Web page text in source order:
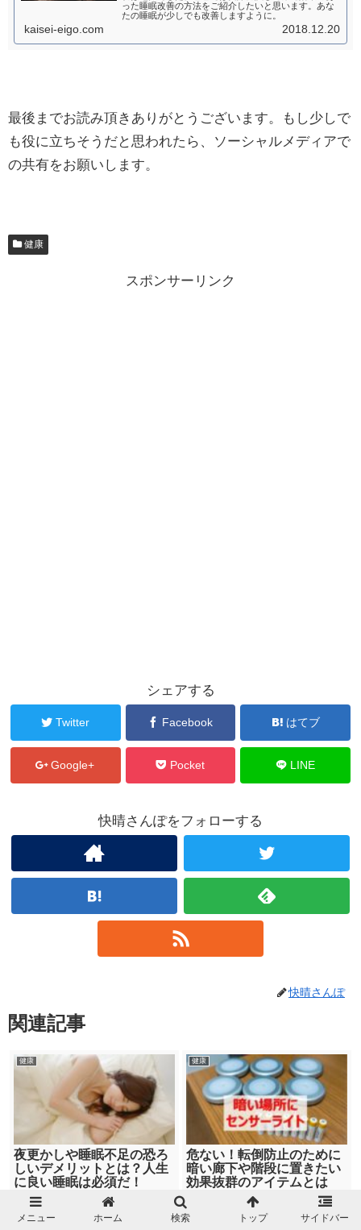
った睡眠改善の方法をご紹介したいと思います。あな
たの睡眠が少しでも改善しますように。
kaisei-eigo.com 2018.12.20
最後までお読み頂きありがとうございます。もし少しで
も役に立ちそうだと思われたら、ソーシャルメディアで
の共有をお願いします。
健康
スポンサーリンク
シェアする
Twitter Facebook はてブ
Google+ Pocket LINE
快晴さんぽをフォローする
快晴さんぽ
関連記事
健康
夜更かしや睡眠不足の恐ろ
しいデメリットとは？人生
に良い睡眠は必須だ！
健康
危ない！転倒防止のために
暗い廊下や階段に置きたい
効果抜群のアイテムとは
メニュー ホーム 検索 トップ サイドバー